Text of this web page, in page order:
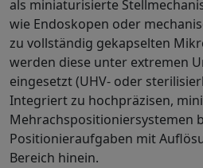
als miniaturisierte
wie Endoskopen oder
zu vollständig gekapselten
werden diese unter extremen
eingesetzt (UHV- oder
Integriert zu hochpräzisen,
Mehrachspositioniersystemen
Positionieraufgaben mit
Bereich hinein.